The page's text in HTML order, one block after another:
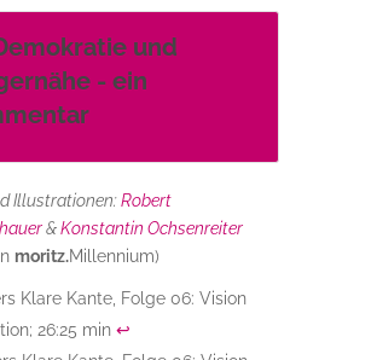
und
- ein
Illustrationen:Robert
&Konstantin Ochsenreiter
moritz.Millennium)
Klare Kante, Folge 06: Vision
26:25 min ↩︎